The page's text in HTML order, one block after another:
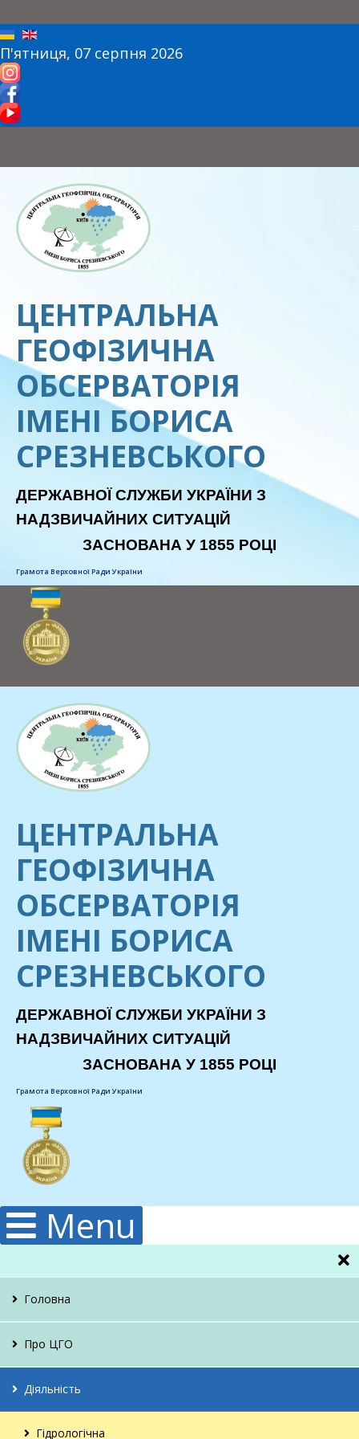
П'ятниця, 07 серпня 2026
ЦЕНТРАЛЬНА
ГЕОФІЗИЧНА
ОБСЕРВАТОРІЯ
ІМЕНІ БОРИСА
СРЕЗНЕВСЬКОГО
ДЕРЖАВНОЇ СЛУЖБИ УКРАЇНИ З
НАДЗВИЧАЙНИХ СИТУАЦІЙ
ЗАСНОВАНА У 1855 РОЦІ
Грамота Верховної Ради України
ЦЕНТРАЛЬНА
ГЕОФІЗИЧНА
ОБСЕРВАТОРІЯ
ІМЕНІ БОРИСА
СРЕЗНЕВСЬКОГО
ДЕРЖАВНОЇ СЛУЖБИ УКРАЇНИ З
НАДЗВИЧАЙНИХ СИТУАЦІЙ
ЗАСНОВАНА У 1855 РОЦІ
Грамота Верховної Ради України
Menu
Головна
Про ЦГО
Керівництво
Структура
Діяльність
Гідрологічна